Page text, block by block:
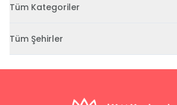
Tüm Kategoriler
Tüm Şehirler